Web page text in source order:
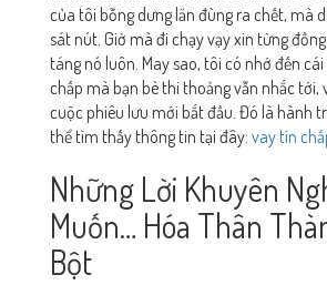
của tôi bỗng dưng lăn đùng ra chết, mà
sát nút. Giờ mà đi chạy vạy xin từng
táng nó luôn. May sao, tôi có nhớ đến
chấp mà bạn bè thi thoảng vẫn nhắc tới,
cuộc phiêu lưu mới bắt đầu. Đó là hành
thể tìm thấy thông tin tại đây: vay tín
Những Lời Khuyên
Muốn… Hóa Thân
Bột